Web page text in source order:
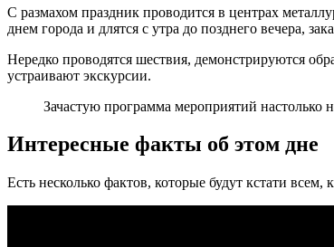
С размахом праздник проводится в центрах
днем города и длятся с утра до позднего вечера,
Нередко проводятся шествия, демонстрируются
устраивают экскурсии.
Зачастую программа мероприятий настолько
Интересные факты об этом дне
Есть несколько фактов, которые будут кстати